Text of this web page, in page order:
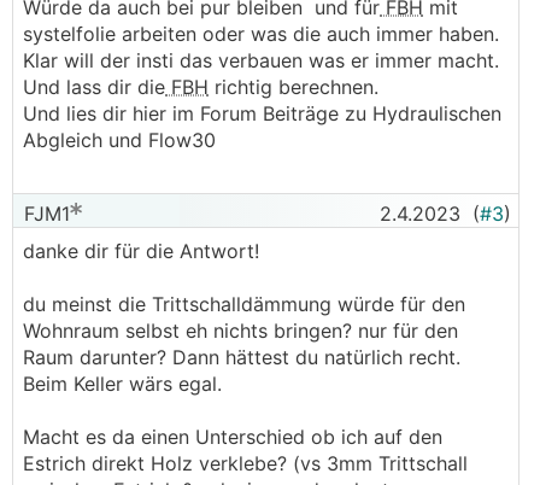
Würde da auch bei pur bleiben und für FBH mit
systelfolie arbeiten oder was die auch immer haben.
Klar will der insti das verbauen was er immer macht.
Und lass dir die FBH richtig berechnen.
Und lies dir hier im Forum Beiträge zu Hydraulischen
Abgleich und Flow30
FJM1 2.4.2023 (#3)
danke dir für die Antwort!
du meinst die Trittschalldämmung würde für den
Wohnraum selbst eh nichts bringen? nur für den
Raum darunter? Dann hättest du natürlich recht.
Beim Keller wärs egal.
Macht es da einen Unterschied ob ich auf den
Estrich direkt Holz verklebe? (vs 3mm Trittschall